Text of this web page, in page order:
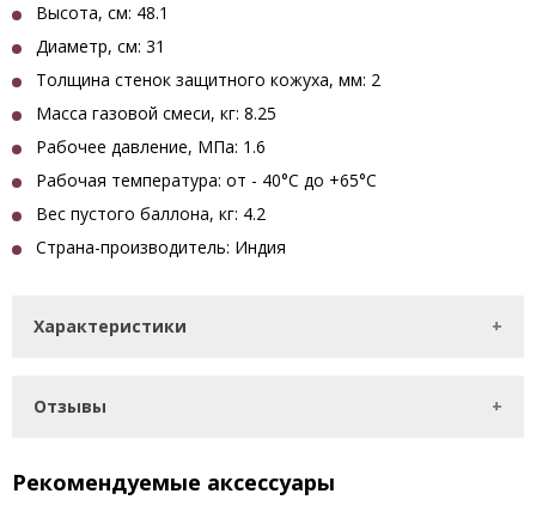
Высота, см: 48.1
Диаметр, см: 31
Толщина стенок защитного кожуха, мм: 2
Масса газовой смеси, кг: 8.25
Рабочее давление, МПа: 1.6
Рабочая температура: от - 40°С до +65°С
Вес пустого баллона, кг: 4.2
Страна-производитель: Индия
Характеристики
Отзывы
Рекомендуемые аксессуары